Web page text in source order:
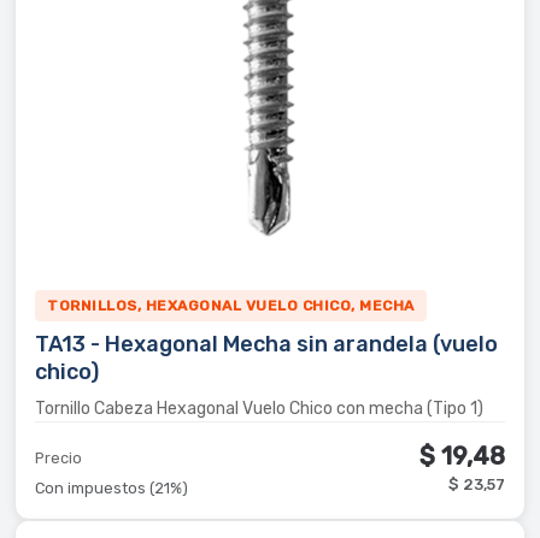
TORNILLOS, HEXAGONAL VUELO CHICO, MECHA
TA13 - Hexagonal Mecha sin arandela (vuelo
chico)
Tornillo Cabeza Hexagonal Vuelo Chico con mecha (Tipo 1)
Precio $ 19,48
Con impuestos (21%) $ 23,57